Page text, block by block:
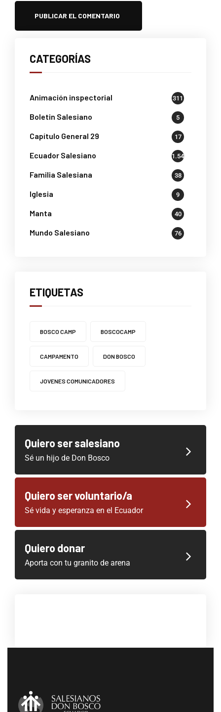
CATEGORÍAS
Animación inspectorial 311
Boletin Salesiano 5
Capítulo General 29 17
Ecuador Salesiano 1.541
Familia Salesiana 38
Iglesia 9
Manta 40
Mundo Salesiano 76
ETIQUETAS
BOSCO CAMP BOSCOCAMP
CAMPAMENTO DON BOSCO
JOVENES COMUNICADORES
Quiero ser salesiano
Sé un hijo de Don Bosco
Quiero ser voluntario/a
Sé vida y esperanza en el Ecuador
Quiero donar
Aporta con tu granito de arena